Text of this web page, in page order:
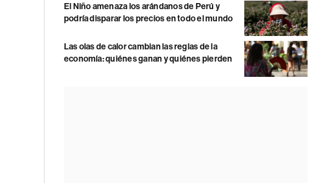
El Niño amenaza los arándanos de Perú y
podría disparar los precios en todo el mundo
Las olas de calor cambian las reglas de la
economía: quiénes ganan y quiénes pierden